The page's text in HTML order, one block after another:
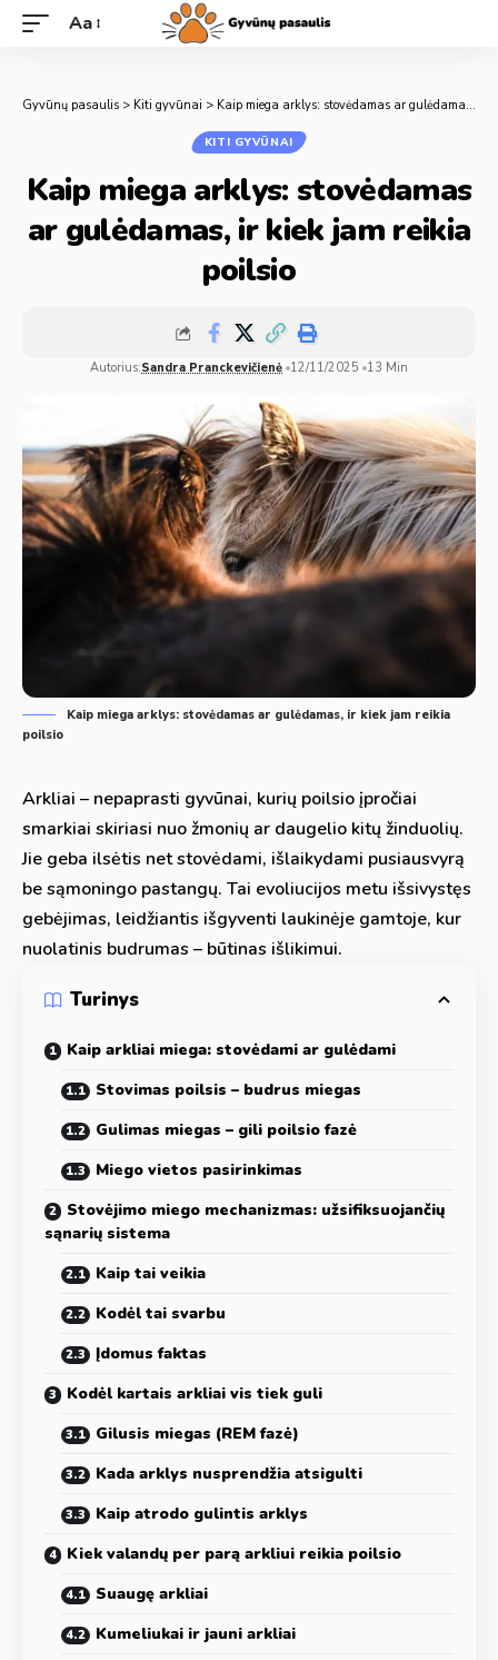
Aa
Gyvūnų pasaulis > Kiti gyvūnai > Kaip miega arklys: stovėdamas ar gulėdamas, ir kiek jam reikia poilsio
KITI GYVŪNAI
Kaip miega arklys: stovėdamas
ar gulėdamas, ir kiek jam reikia
poilsio
Autorius:Sandra Pranckevičienė 12/11/2025 13 Min
Kaip miega arklys: stovėdamas ar gulėdamas, ir kiek jam reikia
poilsio
Arkliai – nepaprasti gyvūnai, kurių poilsio įpročiai
smarkiai skiriasi nuo žmonių ar daugelio kitų žinduolių.
Jie geba ilsėtis net stovėdami, išlaikydami pusiausvyrą
be sąmoningo pastangų. Tai evoliucijos metu išsivystęs
gebėjimas, leidžiantis išgyventi laukinėje gamtoje, kur
nuolatinis budrumas – būtinas išlikimui.
Turinys
Kaip arkliai miega: stovėdami ar gulėdami
Stovimas poilsis – budrus miegas
Gulimas miegas – gili poilsio fazė
Miego vietos pasirinkimas
Stovėjimo miego mechanizmas: užsifiksuojančių
sąnarių sistema
Kaip tai veikia
Kodėl tai svarbu
Įdomus faktas
Kodėl kartais arkliai vis tiek guli
Gilusis miegas (REM fazė)
Kada arklys nusprendžia atsigulti
Kaip atrodo gulintis arklys
Kiek valandų per parą arkliui reikia poilsio
Suaugę arkliai
Kumeliukai ir jauni arkliai